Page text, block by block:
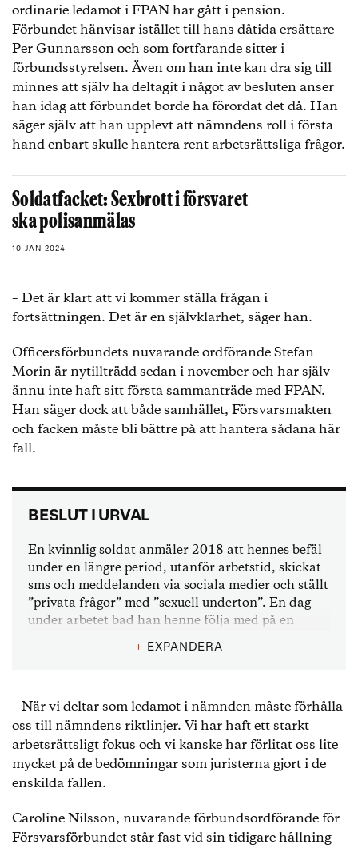
ordinarie ledamot i FPAN har gått i pension.
Förbundet hänvisar istället till hans dåtida ersättare
Per Gunnarsson och som fortfarande sitter i
förbundsstyrelsen. Även om han inte kan dra sig till
minnes att själv ha deltagit i något av besluten anser
han idag att förbundet borde ha förordat det då. Han
säger själv att han upplevt att nämndens roll i första
hand enbart skulle hantera rent arbetsrättsliga frågor.
Soldatfacket: Sexbrott i försvaret
ska polisanmälas
10 JAN 2024
– Det är klart att vi kommer ställa frågan i
fortsättningen. Det är en självklarhet, säger han.
Officersförbundets nuvarande ordförande Stefan
Morin är nytillträdd sedan i november och har själv
ännu inte haft sitt första sammanträde med FPAN.
Han säger dock att både samhället, Försvarsmakten
och facken måste bli bättre på att hantera sådana här
fall.
BESLUT I URVAL
En kvinnlig soldat anmäler 2018 att hennes befäl
under en längre period, utanför arbetstid, skickat
sms och meddelanden via sociala medier och ställt
”privata frågor” med ”sexuell underton”. En dag
under arbetet bad han henne följa med på en
biltur. Under bilturen framkom snart att den
arbetsuppgift befälet angivit som anledning inte
hon inte längre önskade följa med. Befälet ska då
ha svarat att han, som hennes överordnade,
bestämmer över henne. Han ska sedan ha tagit på
hennes lår och nacke och sagt ”hur fin hon var”.
FPAN konstaterar att agerandet utgör sexuella
överordnade ställning.
+ EXPANDERA
– När vi deltar som ledamot i nämnden måste förhålla
oss till nämndens riktlinjer. Vi har haft ett starkt
arbetsrättsligt fokus och vi kanske har förlitat oss lite
mycket på de bedömningar som juristerna gjort i de
enskilda fallen.
Caroline Nilsson, nuvarande förbundsordförande för
Försvarsförbundet står fast vid sin tidigare hållning –